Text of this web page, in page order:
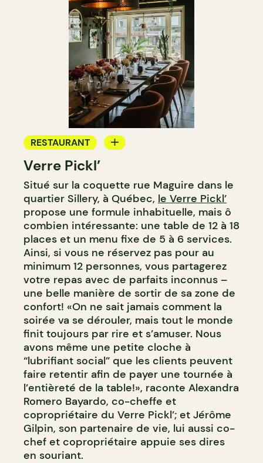
RESTAURANT
COMPTOIR
Verre Pickl’
Situé sur la coquette rue Maguire dans le
quartier Sillery, à Québec, le Verre Pickl’
propose une formule inhabituelle, mais ô
combien intéressante: une table de 12 à 18
places et un menu fixe de 5 à 6 services.
Ainsi, si vous ne réservez pas pour au
minimum 12 personnes, vous partagerez
votre repas avec de parfaits inconnus –
une belle manière de sortir de sa zone de
confort! «On ne sait jamais comment la
soirée va se dérouler, mais tout le monde
finit toujours par rire et s’amuser. Nous
avons même une petite cloche à
“lubrifiant social” que les clients peuvent
faire retentir afin de payer une tournée à
l’entièreté de la table!», raconte Alexandra
Romero Bayardo, co-cheffe et
copropriétaire du Verre Pickl’; et Jérôme
Gilpin, son partenaire de vie, lui aussi co-
chef et copropriétaire appuie ses dires
en souriant.